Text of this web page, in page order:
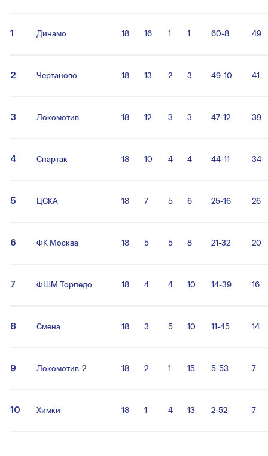
1 Динамо 18 16 1 1 60-8 49
2 Чертаново 18 13 2 3 49-10 41
3 Локомотив 18 12 3 3 47-12 39
4 Спартак 18 10 4 4 44-11 34
5 ЦСКА 18 7 5 6 25-16 26
6 ФК Москва 18 5 5 8 21-32 20
7 ФШМ Торпедо 18 4 4 10 14-39 16
8 Смена 18 3 5 10 11-45 14
9 Локомотив-2 18 2 1 15 5-53 7
10 Химки 18 1 4 13 2-52 7